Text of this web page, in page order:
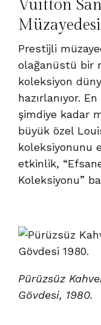
Vuitton
Müzayedesi
Prestijli
olağanüstü bir
koleksiyon
hazırlanıyor.
şimdiye kadar
büyük özel
koleksiyonunu
etkinlik,
Koleksiyonu”
Pürüzsüz
Gövdesi, 1980.